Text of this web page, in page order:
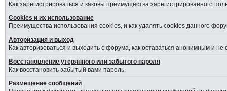
Как зарегистрироваться и каковы преимущества зарегистрированного
Cookies и их использование
Преимущества использования cookies, и как удалять cookies данного
Авторизация и выход
Как авторизоваться и выходить с форума, как оставаться анонимным и
Восстановление утерянного или забытого пароля
Как восстановить забытый вами пароль.
Размещение сообщений